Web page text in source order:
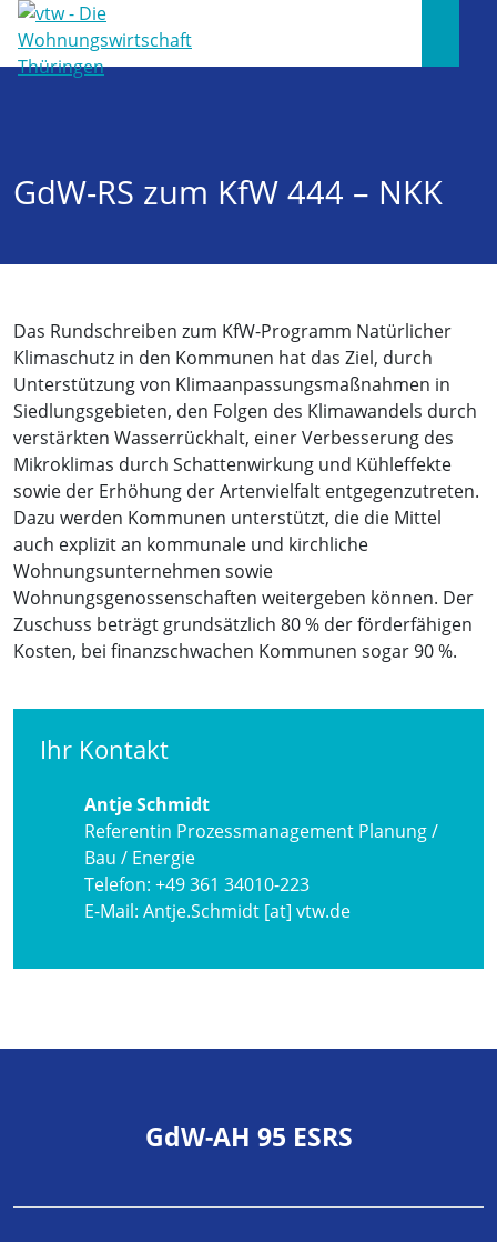
GdW-RS zum KfW 444 – NKK
Das Rundschreiben zum KfW-Programm Natürlicher
Klimaschutz in den Kommunen hat das Ziel, durch
Unterstützung von Klimaanpassungsmaßnahmen in
Siedlungsgebieten, den Folgen des Klimawandels durch
verstärkten Wasserrückhalt, einer Verbesserung des
Mikroklimas durch Schattenwirkung und Kühleffekte
sowie der Erhöhung der Artenvielfalt entgegenzutreten.
Dazu werden Kommunen unterstützt, die die Mittel
auch explizit an kommunale und kirchliche
Wohnungsunternehmen sowie
Wohnungsgenossenschaften weitergeben können. Der
Zuschuss beträgt grundsätzlich 80 % der förderfähigen
Kosten, bei finanzschwachen Kommunen sogar 90 %.
Ihr Kontakt
Antje Schmidt
Referentin Prozessmanagement Planung /
Bau / Energie
Telefon: +49 361 34010-223
E-Mail: Antje.Schmidt [at] vtw.de
GdW-AH 95 ESRS